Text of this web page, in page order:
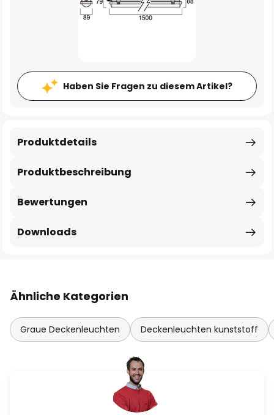
Haben Sie Fragen zu diesem Artikel?
Produktbeschreibung
Produktdetails
Bewertungen
Downloads
Ähnliche Kategorien
Graue Deckenleuchten Deckenleuchten kunststoff